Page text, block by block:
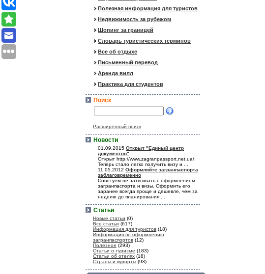
Полезная информация для туристов
Недвижимость за рубежом
Шопинг за границей
Словарь туристических терминов
Все об отдыхе
Письменный перевод
Аренда вилл
Практика для студентов
Поиск
Расширенный поиск
Новости
01.09.2015 Открыт "Единый центр
документов"
Открыт http://www.zagranpassport.net.ua/,
Теперь стало легко получить визу и ...
11.05.2012 Оформляйте загранпаспорта
заблаговременно
Советуем не затягивать с оформлением
загранпаспорта и визы. Оформить его
заранее всегда проще и дешевле, чем за
неделю до планирования ...
Статьи
Новые статьи (0)
Все статьи (617)
Информация для туристов (18)
Информация по оформлению
загранпаспортов (12)
Полезное (293)
Статьи о туризме (183)
Статьи об отелях (18)
Страны и курорты (93)